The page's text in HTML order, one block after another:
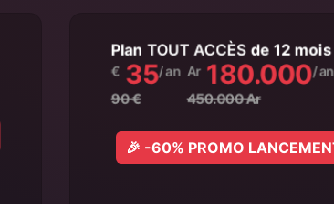
Plan TOUT ACCÈS de 12 mois
€ 35/ an
90 €
Ar 180.000/ an
450.000 Ar
🎉 -60% PROMO